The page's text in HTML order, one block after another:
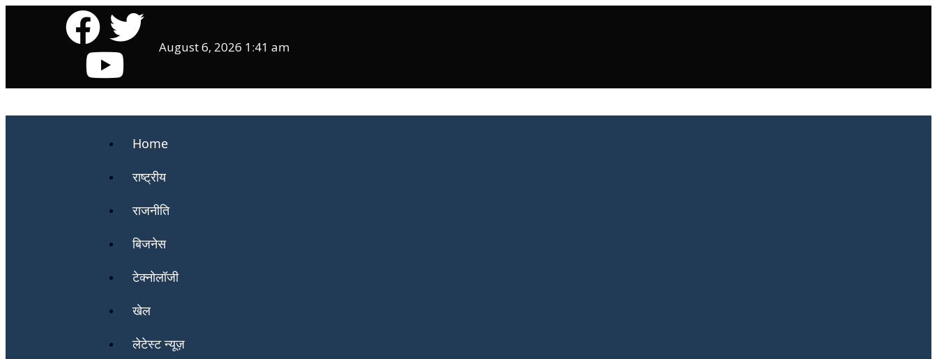
August 6, 2026 1:41 am
Home
राष्ट्रीय
राजनीति
बिजनेस
टेक्नोलॉजी
खेल
लेटेस्ट न्यूज़